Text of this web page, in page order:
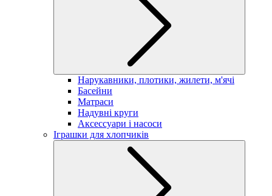
Нарукавники, плотики, жилети, м'ячі
Басейни
Матраси
Надувні круги
Аксессуари і насоси
Іграшки для хлопчиків